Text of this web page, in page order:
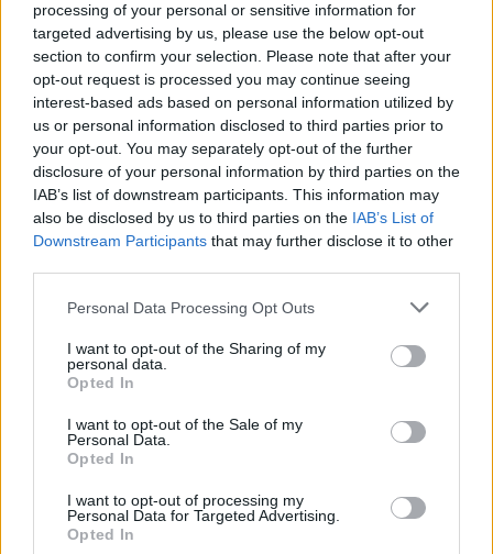
processing of your personal or sensitive information for
targeted advertising by us, please use the below opt-out
section to confirm your selection. Please note that after your
opt-out request is processed you may continue seeing
interest-based ads based on personal information utilized by
us or personal information disclosed to third parties prior to
your opt-out. You may separately opt-out of the further
disclosure of your personal information by third parties on the
IAB’s list of downstream participants. This information may
also be disclosed by us to third parties on the IAB’s List of
Downstream Participants that may further disclose it to other
Personal Data Processing Opt Outs
I want to opt-out of the Sharing of my
personal data.
Opted In
I want to opt-out of the Sale of my
Personal Data.
Opted In
I want to opt-out of processing my
Personal Data for Targeted Advertising.
Opted In